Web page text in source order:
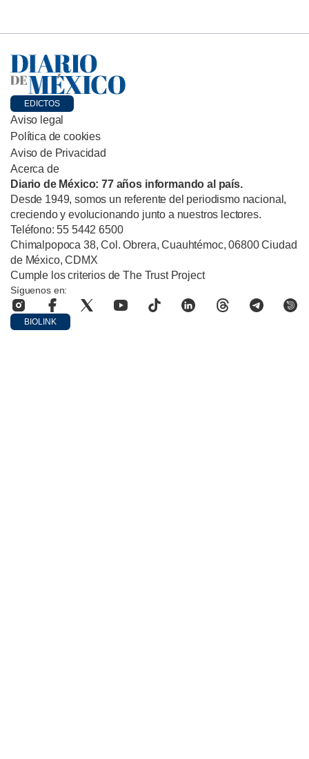
EDICTOS
Aviso legal
Política de cookies
Aviso de Privacidad
Acerca de
Diario de México: 77 años informando al país.
Desde 1949, somos un referente del periodismo nacional,
creciendo y evolucionando junto a nuestros lectores.
Teléfono: 55 5442 6500
Chimalpopoca 38, Col. Obrera, Cuauhtémoc, 06800 Ciudad
de México, CDMX
Cumple los criterios de The Trust Project
Síguenos en:
BIOLINK